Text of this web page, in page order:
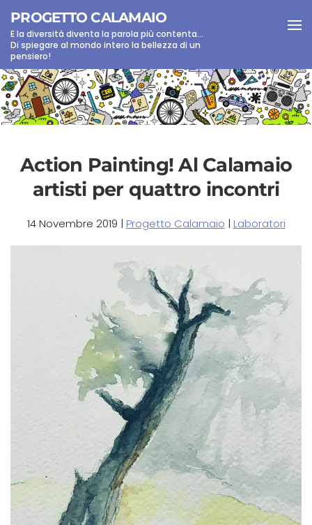
Skip to main content
PROGETTO CALAMAIO
E la diversità diventa la parola più contenta...
Di spiegare al mondo intero la bellezza di un
pensiero!
Action Painting! Al Calamaio
artisti per quattro incontri
14 Novembre 2019 | Progetto Calamaio | Laboratori